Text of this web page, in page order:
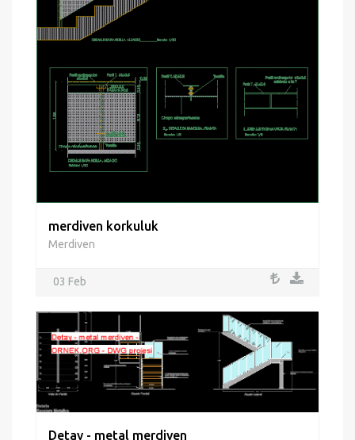
merdiven korkuluk
Merdiven
03 Feb
Detay - metal merdiven